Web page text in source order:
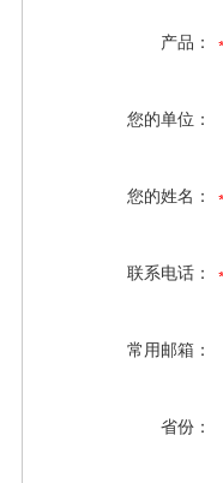
产品：
您的单位：
您的姓名：
联系电话：
常用邮箱：
省份：